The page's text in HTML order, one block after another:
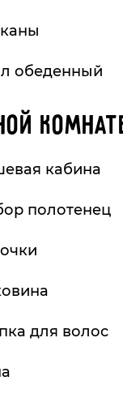
обеденный
кабина
полотенец
для волос